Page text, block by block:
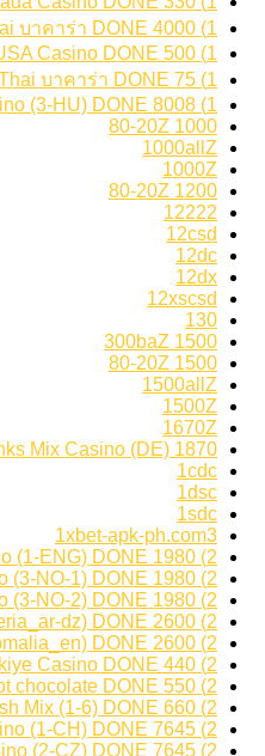
1) 4000 links Thai บาคาร่า DONE
1) 500 links USA Casino DONE
1) 75 links Thai บาคาร่า DONE
1) 8008 links Mix Casino (3-HU) DONE
1000 80-20Z
1000allZ
1000Z
1200 80-20Z
12222
12csd
12dc
12dx
12xscsd
130
1500 300baZ
1500 80-20Z
1500allZ
1500Z
1670Z
1870 links Mix Casino (DE)
1cdc
1dsc
1sdc
1xbet-apk-ph.com3
2) 1980 links Mix Casino (1-ENG) DONE
2) 1980 links Mix Casino (3-NO-1) DONE
2) 1980 links Mix Casino (3-NO-2) DONE
2) 2600 links Mix Casino (1-Algeria_ar-dz) DONE
2) 2600 links Mix Casino (9-Somalia_en) DONE
2) 440 links Turkiye Casino DONE
2) 550 links English Polkadot chocolate DONE
2) 660 links English Mix (1-6) DONE
2) 7645 links Mix Casino (1-CH) DONE
2) 7645 links Mix Casino (2-CZ) DONE